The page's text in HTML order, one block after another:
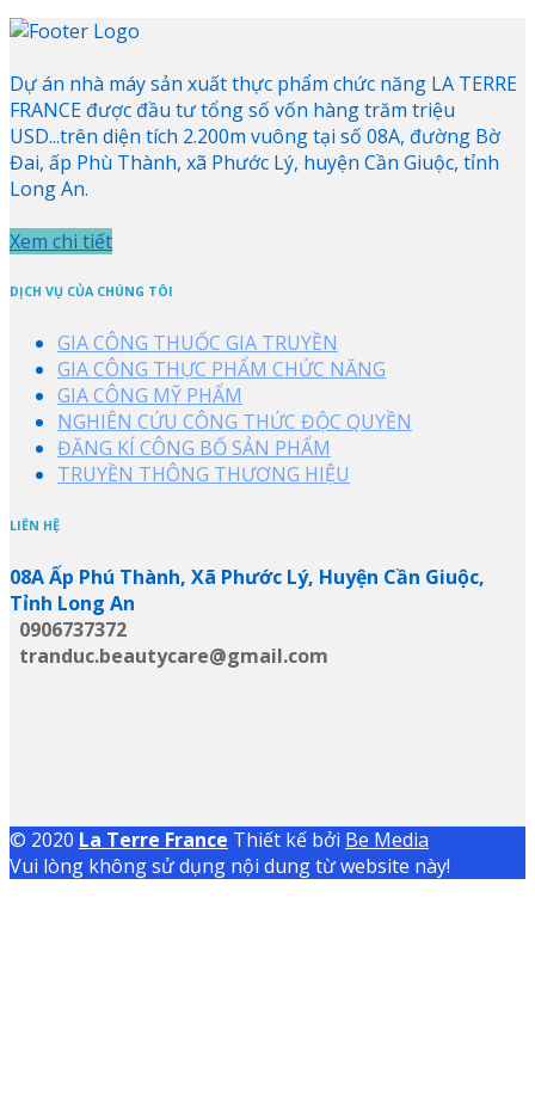
Dự án nhà máy sản xuất thực phẩm chức năng LA TERRE
FRANCE được đầu tư tổng số vốn hàng trăm triệu
USD...trên diện tích 2.200m vuông tại số 08A, đường Bờ
Đai, ấp Phù Thành, xã Phước Lý, huyện Cần Giuộc, tỉnh
Long An.
Xem chi tiết
DỊCH VỤ CỦA CHÚNG TÔI
GIA CÔNG THUỐC GIA TRUYỀN
GIA CÔNG THỰC PHẨM CHỨC NĂNG
GIA CÔNG MỸ PHẨM
NGHIÊN CỨU CÔNG THỨC ĐỘC QUYỀN
ĐĂNG KÍ CÔNG BỐ SẢN PHẨM
TRUYỀN THÔNG THƯƠNG HIỆU
LIÊN HỆ
08A Ấp Phú Thành, Xã Phước Lý, Huyện Cần Giuộc,
Tỉnh Long An
0906737372
tranduc.beautycare@gmail.com
© 2020 La Terre France Thiết kế bởi Be Media
Vui lòng không sử dụng nội dung từ website này!